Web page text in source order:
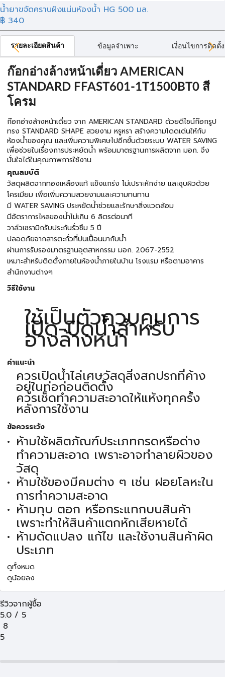
น้ำยาขจัดคราบฝังแน่นห้องน้ำ HG 500 มล.
฿ 340
รายละเอียดสินค้า ข้อมูลจำเพาะ เงื่อนไขการติดตั้ง
ก๊อกอ่างล้างหน้าเดี่ยว AMERICAN
STANDARD FFAST601-1T1500BT0 สี
โครม
ก๊อกอ่างล้างหน้าเดี่ยว จาก AMERICAN STANDARD ด้วยดีไซน์ก๊อกรูป
ทรง STANDARD SHAPE สวยงาม หรูหรา สร้างความโดดเด่นให้กับ
ห้องน้ำของคุณ และเพิ่มความพิเศษไปอีกขั้นด้วยระบบ WATER SAVING
เพื่อช่วยในเรื่องการประหยัดน้ำ พร้อมมาตรฐานการผลิตจาก มอก. จึง
มั่นใจได้ในคุณภาพการใช้งาน
คุณสมบัติ
วัสดุผลิตจากทองเหลืองแท้ แข็งแกร่ง ไม่เปราะหักง่าย และชุบผิวด้วย
โครเมียม เพื่อเพิ่มความสวยงามและความทนทาน
มี WATER SAVING ประหยัดน้ำช่วยและรักษาสิ่งแวดล้อม
มีอัตราการไหลของน้ำไม่เกิน 6 ลิตรต่อนาที
วาล์วเซรามิกรับประกันรั่วซึม 5 ปี
ปลอดภัยจากสารตะกั่วที่ปนเปื้อนมากับน้ำ
ผ่านการรับรองมาตรฐานอุตสาหกรรม มอก. 2067-2552
เหมาะสำหรับติดตั้งภายในห้องน้ำภายในบ้าน โรงแรม หรือตามอาคาร
สำนักงานต่างๆ
วิธีใช้งาน
ใช้เป็นตัวควบคุมการ
เปิด-ปิดน้ำสำหรับ
อ่างล้างหน้า
คำแนะนำ
ควรเปิดน้ำไล่เศษวัสดุสิ่งสกปรกที่ค้าง
อยู่ในท่อก่อนติดตั้ง
ควรเช็ดทำความสะอาดให้แห้งทุกครั้ง
หลังการใช้งาน
ข้อควรระวัง
ห้ามใช้ผลิตภัณฑ์ประเภทกรดหรือด่าง
ทำความสะอาด เพราะอาจทำลายผิวของ
วัสดุ
ห้ามใช้ของมีคมต่าง ๆ เช่น ฝอยโลหะใน
การทำความสะอาด
ห้ามทุบ ตอก หรือกระแทกบนสินค้า
เพราะทำให้สินค้าแตกหักเสียหายได้
ห้ามดัดแปลง แก้ไข และใช้งานสินค้าผิด
ประเภท
ดูทั้งหมด
ดูน้อยลง
รีวิวจากผู้ซื้อ
5.0 / 5
8
5